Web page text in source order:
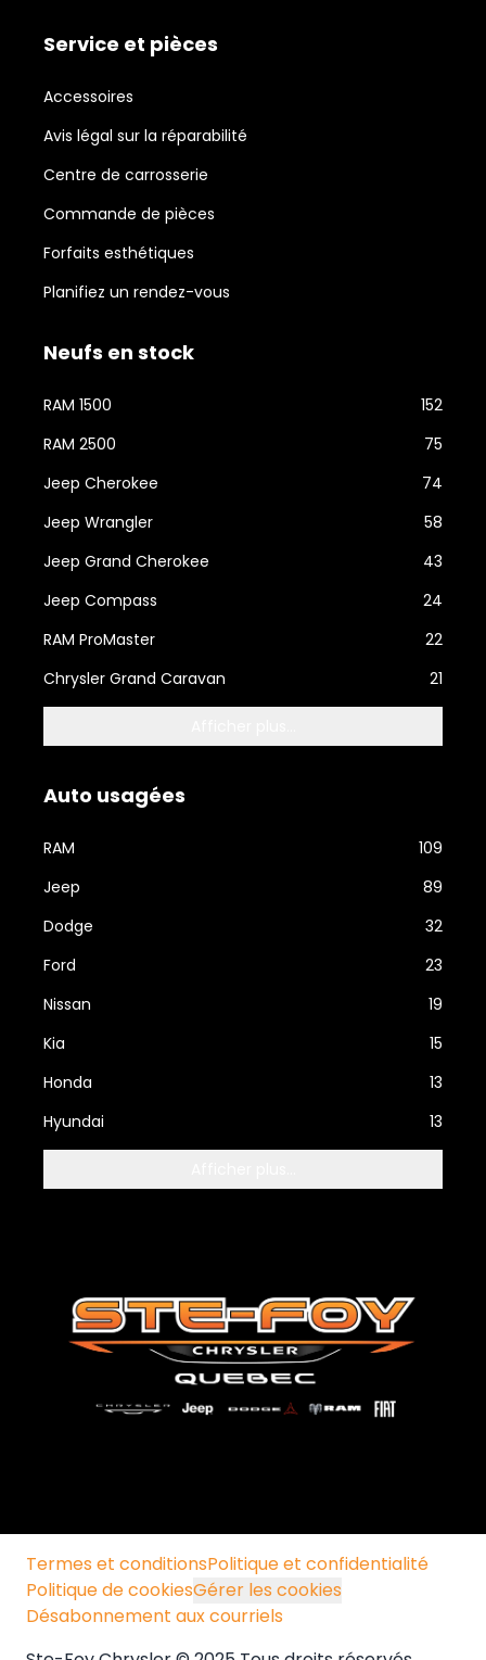
Service et pièces
Accessoires
Avis légal sur la réparabilité
Centre de carrosserie
Commande de pièces
Forfaits esthétiques
Planifiez un rendez-vous
Neufs en stock
RAM 1500
152
RAM 2500
75
Jeep Cherokee
74
Jeep Wrangler
58
Jeep Grand Cherokee
43
Jeep Compass
24
RAM ProMaster
22
Chrysler Grand Caravan
21
Auto usagées
RAM
109
Jeep
89
Dodge
32
Ford
23
Nissan
19
Kia
15
Honda
13
Hyundai
13
Termes et conditionsPolitique et confidentialité
Politique de cookiesGérer les cookies
Désabonnement aux courriels